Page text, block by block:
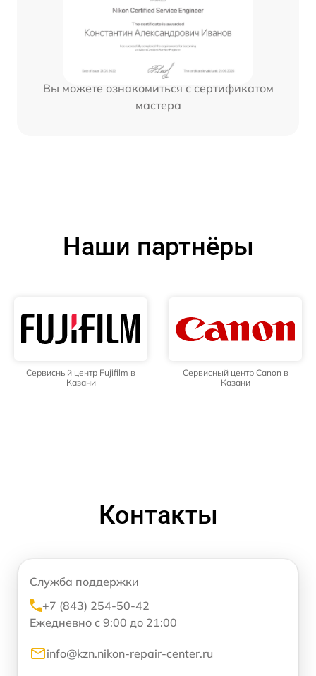
Вы можете ознакомиться с сертификатом
мастера
Наши партнёры
Сервисный центр Fujifilm в
Казани
Сервисный центр Canon в
Казани
Контакты
Служба поддержки
+7 (843) 254-50-42
Ежедневно с 9:00 до 21:00
info@kzn.nikon-repair-center.ru